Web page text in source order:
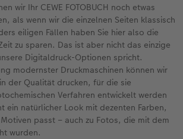
wir Ihr CEWE FOTOBUCH noch etwas
als wenn wir die einzelnen Seiten klassisch
eiligen Fällen haben Sie hier also die
zu sparen. Das ist aber nicht das einzige
Digitaldruck-Optionen spricht.
modernster Druckmaschinen können wir
der Qualität drucken, für die sie
Verfahren entwickelt werden
ein natürlicher Look mit dezenten Farben,
passt – auch zu Fotos, die mit dem
wurden.